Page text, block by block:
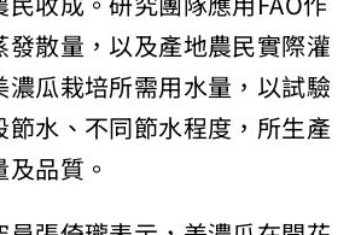
散量，以及產地農民實際灌
瓜栽培所需用水量，以試驗
水、不同節水程度，所生產
品質。